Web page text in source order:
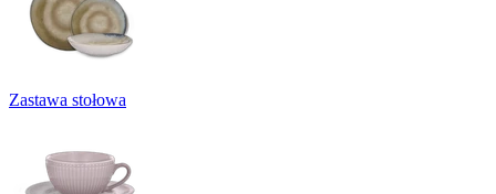
Zastawa stołowa